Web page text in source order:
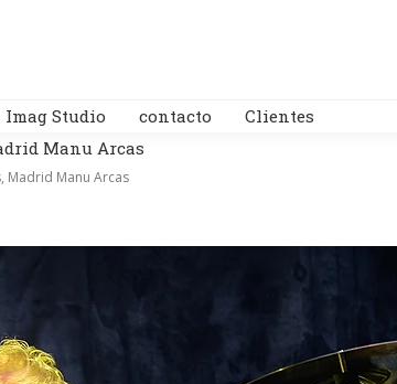
Imag Studio contacto
Clientes
Manu Arcas
Manu Arcas